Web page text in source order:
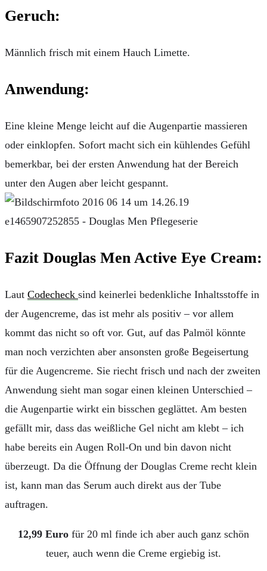
Geruch:
Männlich frisch mit einem Hauch Limette.
Anwendung:
Eine kleine Menge leicht auf die Augenpartie massieren
oder einklopfen. Sofort macht sich ein kühlendes Gefühl
bemerkbar, bei der ersten Anwendung hat der Bereich
unter den Augen aber leicht gespannt.
Fazit Douglas Men Active Eye Cream:
Laut Codecheck sind keinerlei bedenkliche Inhaltsstoffe in
der Augencreme, das ist mehr als positiv – vor allem
kommt das nicht so oft vor. Gut, auf das Palmöl könnte
man noch verzichten aber ansonsten große Begeisertung
für die Augencreme. Sie riecht frisch und nach der zweiten
Anwendung sieht man sogar einen kleinen Unterschied –
die Augenpartie wirkt ein bisschen geglättet. Am besten
gefällt mir, dass das weißliche Gel nicht am klebt – ich
habe bereits ein Augen Roll-On und bin davon nicht
überzeugt. Da die Öffnung der Douglas Creme recht klein
ist, kann man das Serum auch direkt aus der Tube
auftragen.
12,99 Euro für 20 ml finde ich aber auch ganz schön
teuer, auch wenn die Creme ergiebig ist.